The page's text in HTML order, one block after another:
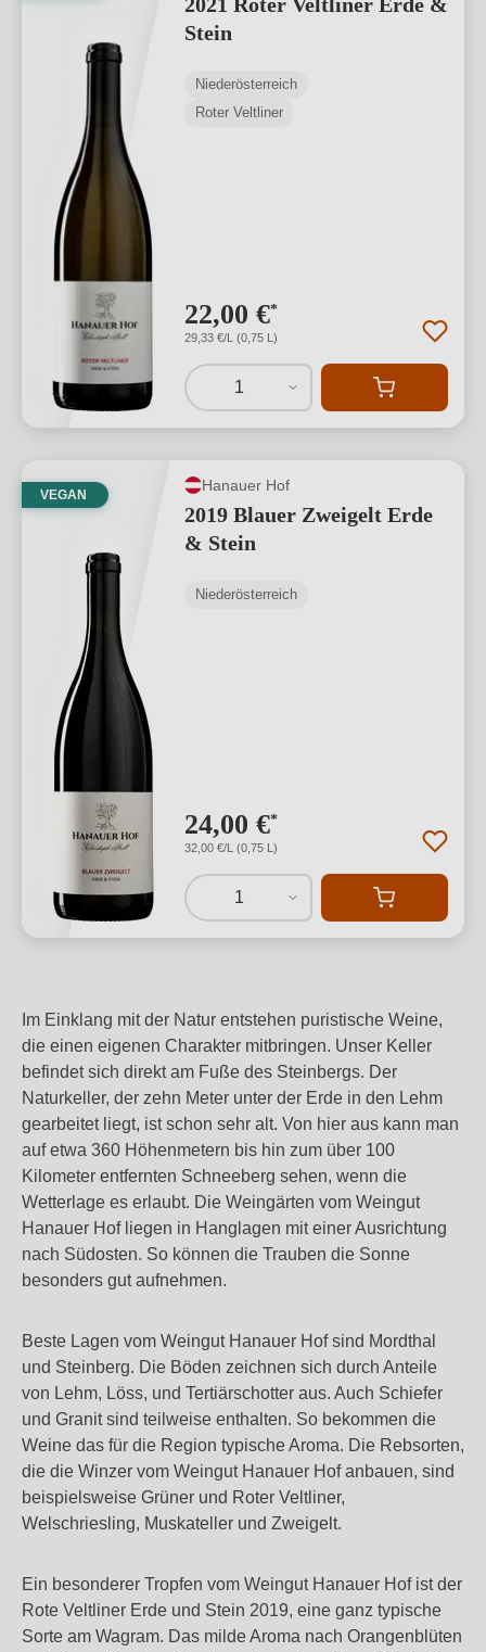
Stein
Niederösterreich
Roter Veltliner
22,00 €*
29,33 €/L (0,75 L)
1
VEGAN
Hanauer Hof
2019 Blauer Zweigelt Erde
& Stein
Niederösterreich
24,00 €*
32,00 €/L (0,75 L)
1
Im Einklang mit der Natur entstehen puristische Weine,
die einen eigenen Charakter mitbringen. Unser Keller
befindet sich direkt am Fuße des Steinbergs. Der
Naturkeller, der zehn Meter unter der Erde in den Lehm
gearbeitet liegt, ist schon sehr alt. Von hier aus kann man
auf etwa 360 Höhenmetern bis hin zum über 100
Kilometer entfernten Schneeberg sehen, wenn die
Wetterlage es erlaubt. Die Weingärten vom Weingut
Hanauer Hof liegen in Hanglagen mit einer Ausrichtung
nach Südosten. So können die Trauben die Sonne
besonders gut aufnehmen.
Beste Lagen vom Weingut Hanauer Hof sind Mordthal
und Steinberg. Die Böden zeichnen sich durch Anteile
von Lehm, Löss, und Tertiärschotter aus. Auch Schiefer
und Granit sind teilweise enthalten. So bekommen die
Weine das für die Region typische Aroma. Die Rebsorten,
die die Winzer vom Weingut Hanauer Hof anbauen, sind
beispielsweise Grüner und Roter Veltliner,
Welschriesling, Muskateller und Zweigelt.
Ein besonderer Tropfen vom Weingut Hanauer Hof ist der
Rote Veltliner Erde und Stein 2019, eine ganz typische
Sorte am Wagram. Das milde Aroma nach Orangenblüten